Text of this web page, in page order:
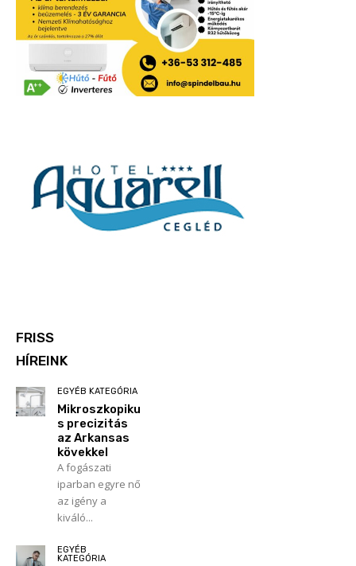
FRISS
HÍREINK
EGYÉB KATEGÓRIA
Mikroszkopiku
s precizitás
az Arkansas
kövekkel
A fogászati
iparban egyre nő
az igény a
kiváló...
EGYÉB
KATEGÓRIA